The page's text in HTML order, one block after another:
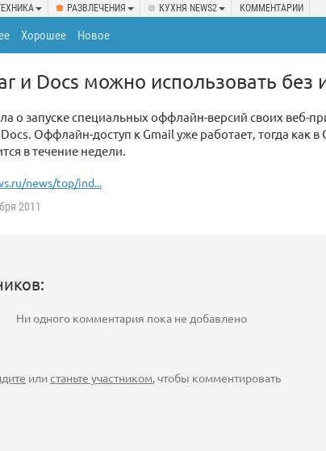
РАЗВЛЕЧЕНИЯ КУХНЯ NEWS2 КОММЕНТАРИИ
Хорошее Новое
и Docs можно использовать без
о запуске специальных оффлайн-версий своих веб-
Оффлайн-доступ к Gmail уже работает, тогда как в
в течение недели.
news/top/ind...
2011
Ни одного комментария пока не добавлено
илистаньте участником, чтобы комментировать